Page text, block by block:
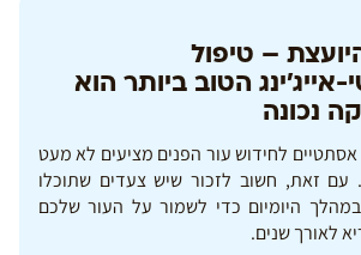
– טיפול
אייג’ינג הטוב ביותר הוא
נכונה
אסתטיים לחידוש עור הפנים מציעים לא מעט
עם זאת, חשוב לזכור שיש צעדים שתוכלו
היומיום כדי לשמור על העור שלכם
לאורך שנים.